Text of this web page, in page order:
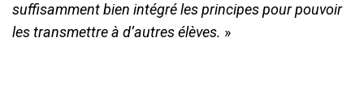
suffisamment bien intégré les principes pour pouvoir
les transmettre à d’autres élèves. »